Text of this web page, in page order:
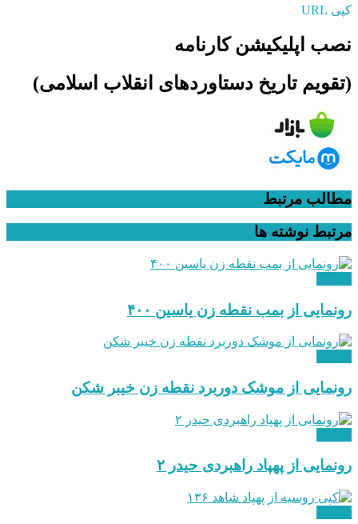
کپی URL
نصب اپلیکیشن کارنامه
(تقویم تاریخ دستاوردهای انقلاب اسلامی​)
مطالب مرتبط
مرتبط نوشته ها
رونمایی از بمب نقطه زن یاسین ۴۰۰
رونمایی از موشک دوربرد نقطه زن خیبر شکن
رونمایی از پهپاد راهبردی حیدر ۲